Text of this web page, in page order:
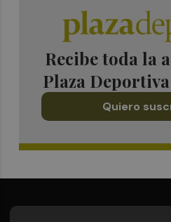
Recibe toda la
Plaza
Quiero